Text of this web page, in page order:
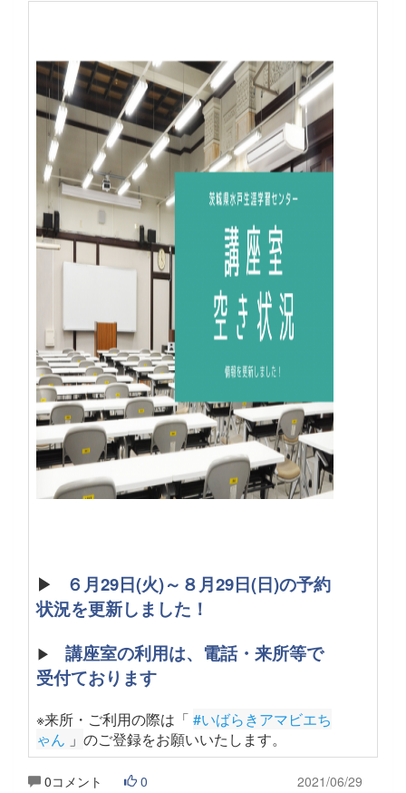
▶
６月29日(火)～８月29日(日)の予約
状況を更新しました！
▶ 講座室の利用は、電話・来所等で
受付ております
※来所・ご利用の際は「 #いばらきアマビエち
ゃん 」 のご登録をお願いいたします。
0コメント 0 2021/06/29